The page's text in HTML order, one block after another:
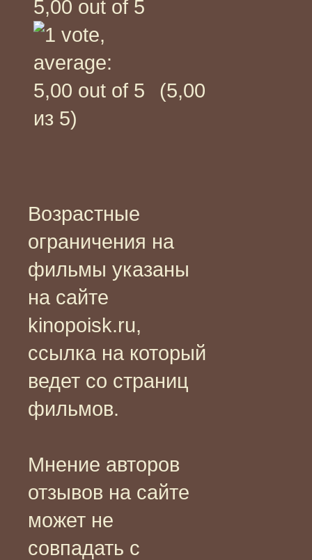
(5,00
из 5)
Возрастные
ограничения на
фильмы указаны
на сайте
kinopoisk.ru,
ссылка на который
ведет со страниц
фильмов.
Мнение авторов
отзывов на сайте
может не
совпадать с